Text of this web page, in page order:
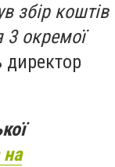
збір коштів
3 окремої
директор